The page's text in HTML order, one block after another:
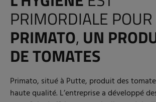
PRIMORDIALE POUR
PRIMATO, UN
DE TOMATES
Primato, situé à Putte, produit des
haute qualité. L’entreprise a développé